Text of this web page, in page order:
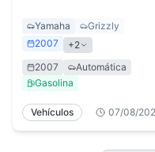
Yamaha
Grizzly
2007
+2
2007
Automática
Gasolina
Vehículos 07/08/